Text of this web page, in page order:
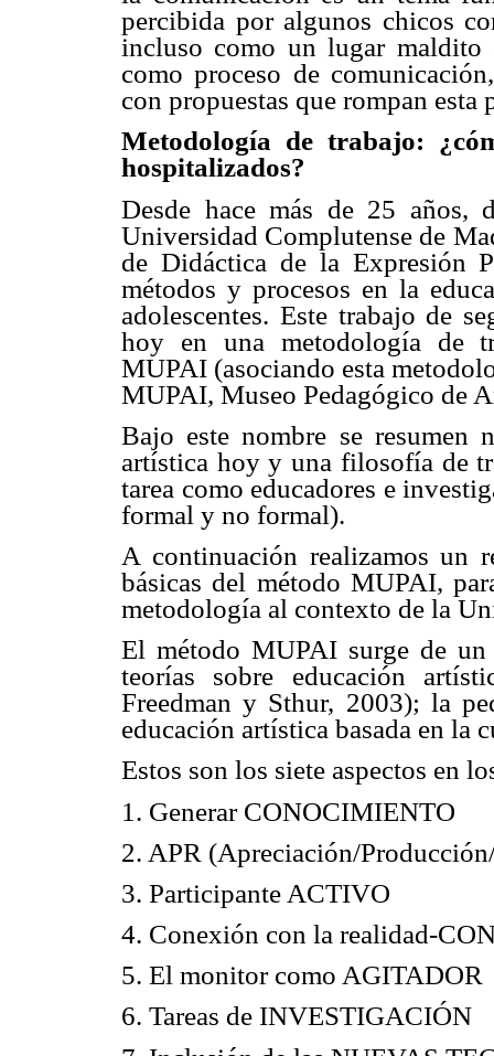
percibida por algunos chicos
incluso como un lugar
como proceso de
con propuestas que rompan esta
Metodología de trabajo:
hospitalizados?
Desde hace más de 25 años,
Universidad Complutense de
de Didáctica de la Expresión
métodos y procesos en la
adolescentes. Este trabajo de
hoy en una metodología de
MUPAI (asociando esta
MUPAI, Museo Pedagógico de
Bajo este nombre se resumen
artística hoy y una filosofía de
tarea como educadores e
formal y no formal).
A continuación realizamos un
básicas del método MUPAI,
metodología al contexto de la
El método MUPAI surge de
teorías sobre educación
Freedman y Sthur, 2003); la
educación artística basada en la
Estos son los siete aspectos en
1. Generar CONOCIMIENTO
2. APR (Apreciación/
3. Participante ACTIVO
4. Conexión con la realidad-
5. El monitor como AGITADOR
6. Tareas de INVESTIGACIÓN